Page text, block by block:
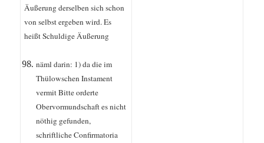
Äußerung derselben sich schon
von selbst ergeben wird. Es
heißt Schuldige Äußerung
näml darin: 1) da die im
Thülowschen Instament
vermit Bitte orderte
Obervormundschaft es nicht
nöthig gefunden,
schriftliche Confirmatoria